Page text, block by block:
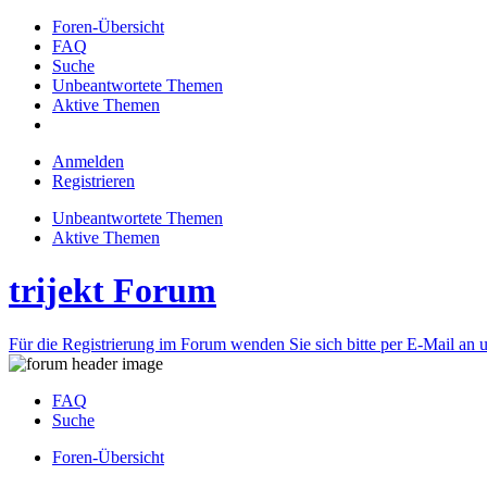
Foren-Übersicht
FAQ
Suche
Unbeantwortete Themen
Aktive Themen
Anmelden
Registrieren
Unbeantwortete Themen
Aktive Themen
trijekt Forum
Für die Registrierung im Forum wenden Sie sich bitte per E-Mail an
FAQ
Suche
Foren-Übersicht